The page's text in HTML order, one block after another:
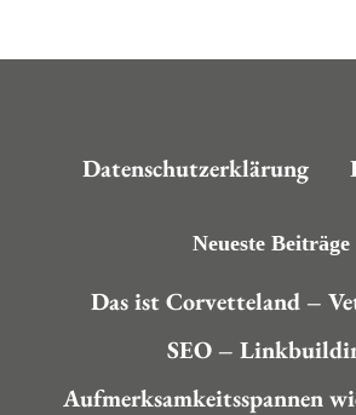
Datenschutzerklärung
Neueste Beiträge
Das ist Corvetteland –
SEO –
Aufmerksamkeitsspannen